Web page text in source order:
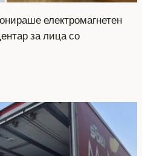
електромагнетен
за лица со